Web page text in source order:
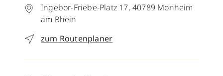
Ingebor-Friebe-Platz 17, 40789 Monheim
am Rhein
zum Routenplaner